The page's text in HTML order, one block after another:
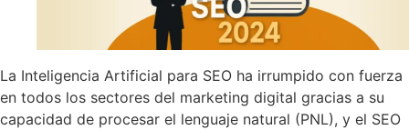
La Inteligencia Artificial para SEO ha irrumpido con fuerza
en todos los sectores del marketing digital gracias a su
capacidad de procesar el lenguaje natural (PNL), y el SEO